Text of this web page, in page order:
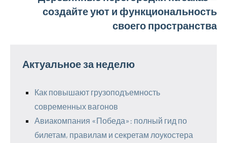
создайте уют и функциональность
своего пространства
Актуальное за неделю
Как повышают грузоподъемность
современных вагонов
Авиакомпания «Победа»: полный гид по
билетам, правилам и секретам лоукостера